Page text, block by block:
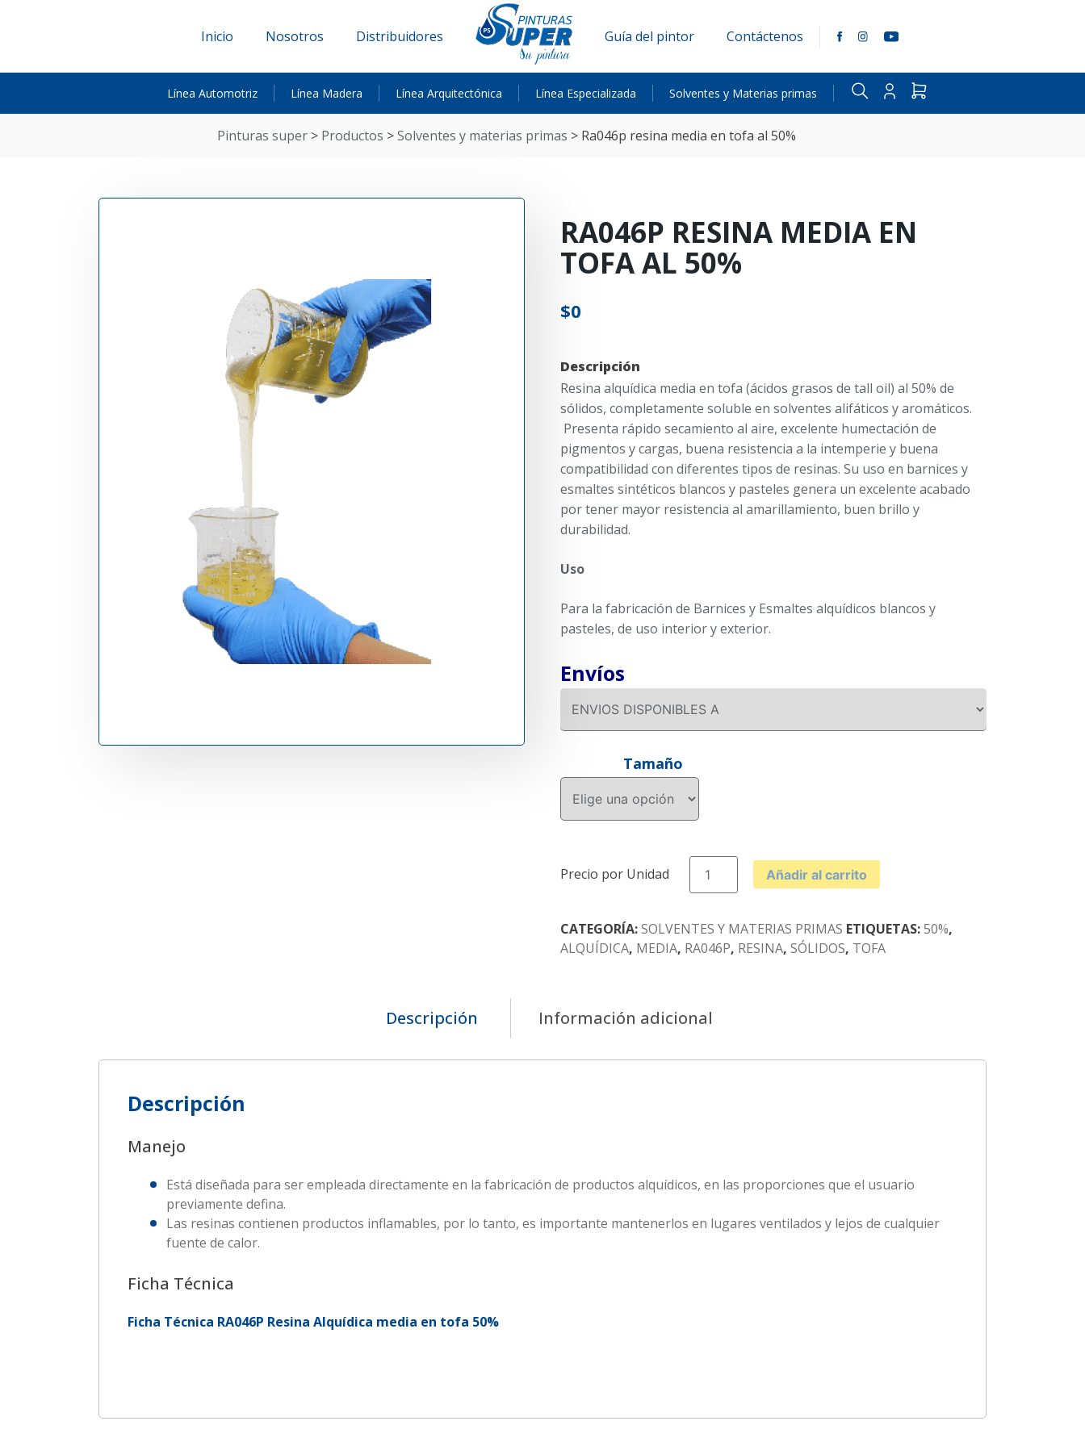
Inicio Nosotros Distribuidores Guía del pintor Contáctenos
Línea Automotriz Línea Madera Línea Arquitectónica Línea Especializada Solventes y Materias primas
pinturas super> productos > solventes y materias primas > ra046p resina media en tofa al 50%
RA046P RESINA MEDIA EN
TOFA AL 50%
$0
Descripción
Resina alquídica media en tofa (ácidos grasos de tall oil) al 50% de
sólidos, completamente soluble en solventes alifáticos y aromáticos.
Presenta rápido secamiento al aire, excelente humectación de
pigmentos y cargas, buena resistencia a la intemperie y buena
compatibilidad con diferentes tipos de resinas. Su uso en barnices y
esmaltes sintéticos blancos y pasteles genera un excelente acabado
por tener mayor resistencia al amarillamiento, buen brillo y
durabilidad.
Uso
Para la fabricación de Barnices y Esmaltes alquídicos blancos y
pasteles, de uso interior y exterior.
Envíos
Tamaño
RA046P
RESINA
EN
TOFA
Añadir al carrito
CATEGORÍA:SOLVENTES Y MATERIAS PRIMAS ETIQUETAS:50%,
ALQUÍDICA, MEDIA, RA046P, RESINA, SÓLIDOS, TOFA
Descripción Información adicional
Descripción
Manejo
Está diseñada para ser empleada directamente en la fabricación de productos alquídicos, en las proporciones que el usuario
previamente defina.
Las resinas contienen productos inflamables, por lo tanto, es importante mantenerlos en lugares ventilados y lejos de cualquier
fuente de calor.
Ficha Técnica
Ficha Técnica RA046P Resina Alquídica media en tofa 50%